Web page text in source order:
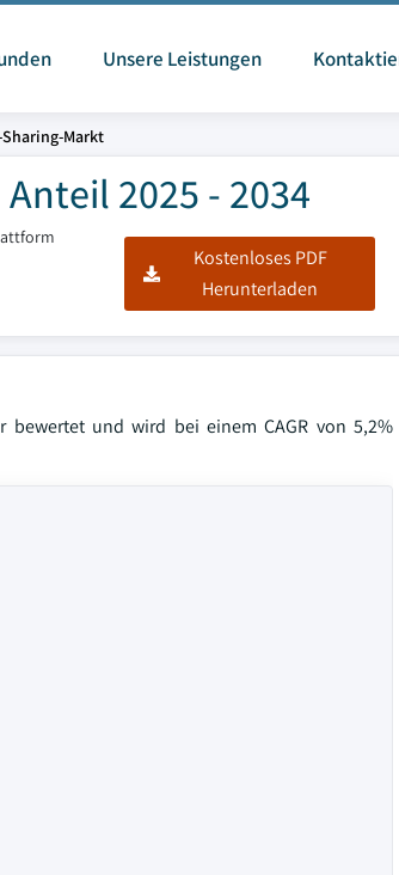
Unsere Leistungen
Markt
2025 - 2034
Kostenloses PDF
Herunterladen
bewertet und wird bei einem CAGR von 5,2%